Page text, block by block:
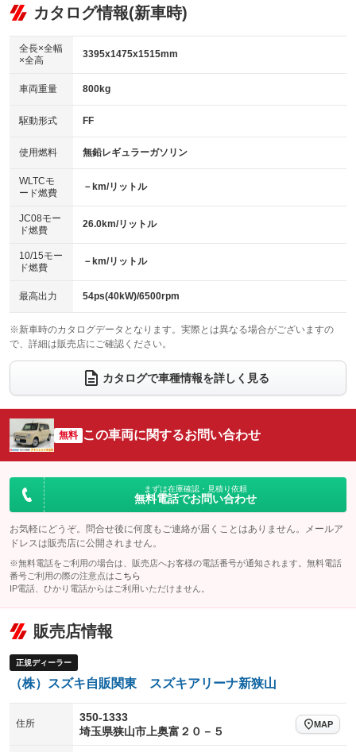
リフトアップ
：装備なし
：装備なし
パワーウィンドウ
アイドリングストップ
：装備なし
USB入力端子
：装備なし
100V電源
：装備なし
センターデフロック
：装備なし
電動格納ミラー
：装備なし
ビジュアル
：装備なし
：装備あり
革シート
キーレス
HID(キセノンライト)
：装備なし
バックカメラ
：装備なし
エアロ
：装備なし
：装備なし
パワーシート
ベンチシート
：装備なし
チップアップシート
：装備なし
：装備なし ：装備なし
ウォークスルー
：装備なし
電動リアゲート フロントカメラ
：装備なし
：装備なし ：装備なし
サイドカメラ
：装備なし ルーフレール
：装備なし
：装備なし
：装備なし
カタログ情報(新車時)
全長×全幅
×全高
3395x1475x1515mm
車両重量 800kg
駆動形式 FF
使用燃料 無鉛レギュラーガソリン
WLTCモ
ード燃費
－km/リットル
JC08モー
ド燃費
26.0km/リットル
10/15モー
ド燃費
－km/リットル
最高出力 54ps(40kW)/6500rpm
※新車時のカタログデータとなります。実際とは異なる場合がございますの
で、詳細は販売店にご確認ください。
カタログで車種情報を詳しく見る
無料 この車両に関するお問い合わせ
まずは在庫確認・見積り依頼
無料電話でお問い合わせ
お気軽にどうぞ。問合せ後に何度もご連絡が届くことはありません。メールア
ドレスは販売店に公開されません。
※無料電話をご利用の場合は、販売店へお客様の電話番号が通知されます。無料電話
番号ご利用の際の注意点は こちら
IP電話、ひかり電話からはご利用いただけません。
販売店情報
正規ディーラー
（株）スズキ自販関東 スズキアリーナ新狭山
住所
350-1333
埼玉県狭山市上奥富２０－５
MAP